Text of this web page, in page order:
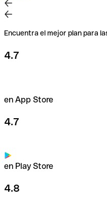
Encuentra el mejor plan para
4.7
en App Store
4.7
en Play Store
4.8